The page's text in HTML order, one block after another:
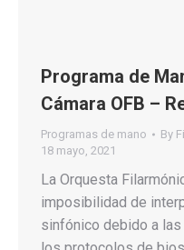
Programa de
Cámara OFB –
Programas de mano By
18 mayo, 2021
La Orquesta
imposibilidad de
sinfónico debido a